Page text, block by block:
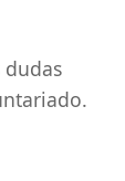
dudas